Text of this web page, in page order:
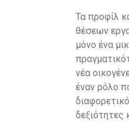
Τα προφίλ
θέσεων
μόνο ένα
νέα
έναν ρόλο
δεξιότητες